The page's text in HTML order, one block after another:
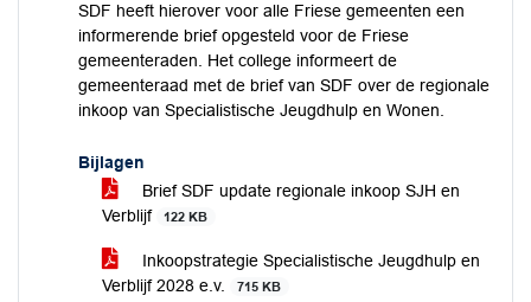
SDF heeft hierover voor alle Friese gemeenten een
informerende brief opgesteld voor de Friese
gemeenteraden. Het college informeert de
gemeenteraad met de brief van SDF over de regionale
inkoop van Specialistische Jeugdhulp en Wonen.
Bijlagen
Brief SDF update regionale inkoop SJH en
Verblijf
122 KB
Inkoopstrategie Specialistische Jeugdhulp en
Verblijf 2028 e.v.
715 KB